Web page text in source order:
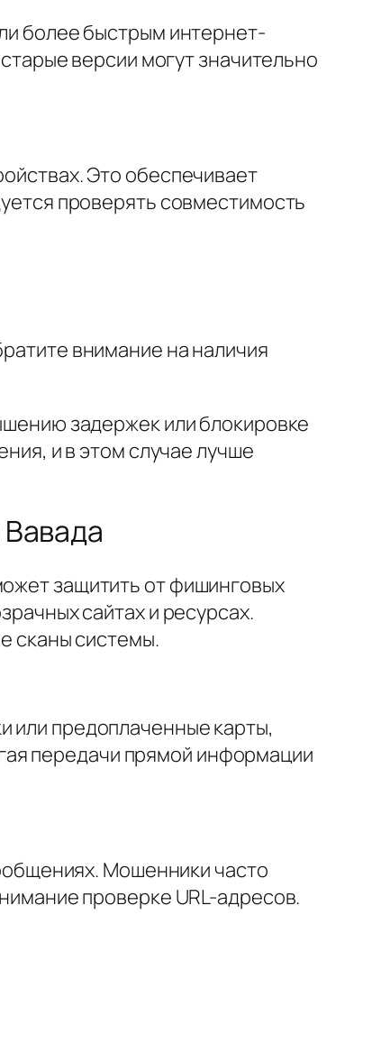
более быстрым интернет-
версии могут значительно
Это обеспечивает
проверять совместимость
внимание на наличия
задержек или блокировке
и в этом случае лучше
защитить от фишинговых
сайтах и ресурсах.
сканы системы.
или предоплаченные карты,
передачи прямой информации
Мошенники часто
проверке URL-адресов.